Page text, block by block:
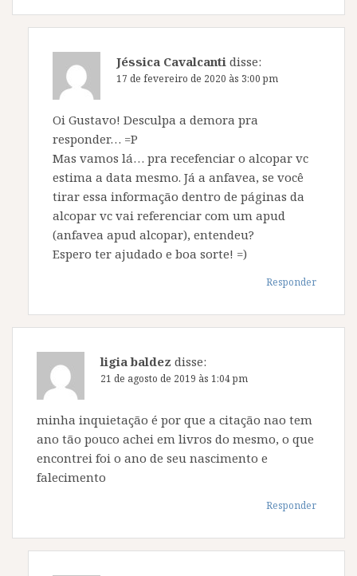
Jéssica Cavalcanti disse:
17 de fevereiro de 2020 às 3:00 pm
Oi Gustavo! Desculpa a demora pra
responder… =P
Mas vamos lá… pra recefenciar o alcopar vc
estima a data mesmo. Já a anfavea, se você
tirar essa informação dentro de páginas da
alcopar vc vai referenciar com um apud
(anfavea apud alcopar), entendeu?
Espero ter ajudado e boa sorte! =)
Responder
ligia baldez disse:
21 de agosto de 2019 às 1:04 pm
minha inquietação é por que a citação nao tem
ano tão pouco achei em livros do mesmo, o que
encontrei foi o ano de seu nascimento e
falecimento
Responder